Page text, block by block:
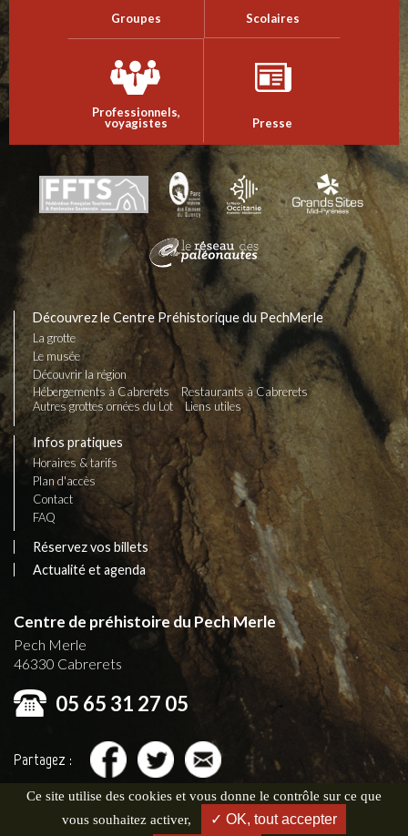
Groupes Scolaires
Professionnels,
voyagistes Presse
Découvrez le Centre Préhistorique du PechMerle
La grotte
Le musée
Découvrir la région
Hébergements à Cabrerets
Restaurants à Cabrerets
Autres grottes ornées du Lot
Liens utiles
Infos pratiques
Horaires & tarifs
Plan d'accès
Contact
FAQ
Réservez vos billets
Actualité et agenda
Centre de préhistoire du Pech Merle
Pech Merle
46330 Cabrerets
05 65 31 27 05
Partagez :
© 2026 Centre de Préhistoire du Pech Merle •Politique de
Ce site utilise des cookies et vous donne le contrôle sur ce que
vous souhaitez activer,
✓ OK, tout accepter